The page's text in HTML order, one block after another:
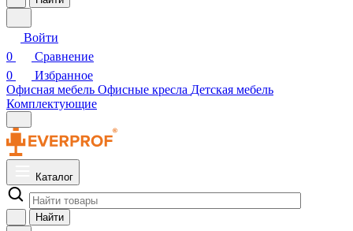
Войти
0
Сравнение
0
Избранное
Офисная мебель Офисные кресла Детская мебель
Комплектующие
Каталог
Найти